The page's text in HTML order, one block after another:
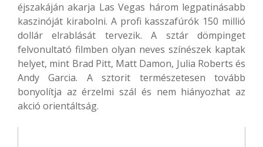
éjszakáján akarja Las Vegas három legpatinásabb
kaszinóját kirabolni. A profi kasszafúrók 150 millió
dollár elrablását tervezik. A sztár dömpinget
felvonultató filmben olyan neves színészek kaptak
helyet, mint Brad Pitt, Matt Damon, Julia Roberts és
Andy Garcia. A sztorit természetesen tovább
bonyolítja az érzelmi szál és nem hiányozhat az
akció orientáltság.